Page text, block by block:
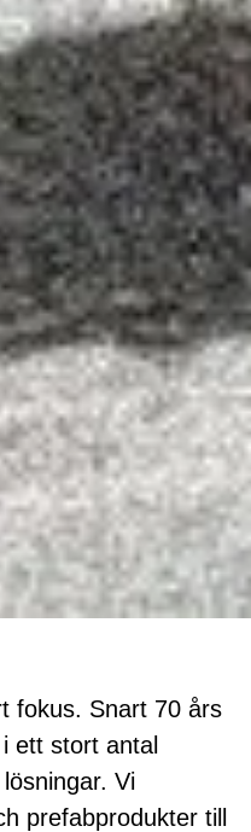
fokus. Snart 70 års
ett stort antal
Vi
prefabprodukter till